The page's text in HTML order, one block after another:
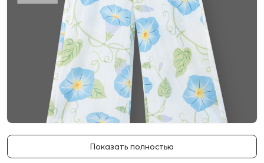
Показать полностью